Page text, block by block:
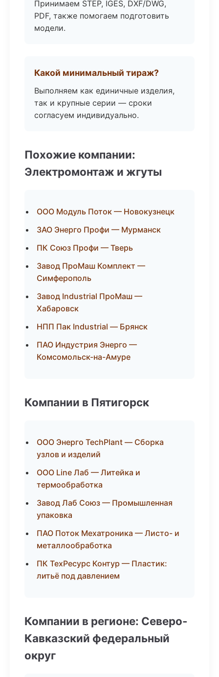
Принимаем STEP, IGES, DXF/DWG,
PDF, также помогаем подготовить
модели.
Какой минимальный тираж?
Выполняем как единичные изделия,
так и крупные серии — сроки
согласуем индивидуально.
Похожие компании:
Электромонтаж и жгуты
ООО Модуль Поток — Новокузнецк
ЗАО Энерго Профи — Мурманск
ПК Союз Профи — Тверь
Завод ПроМаш Комплект —
Симферополь
Завод Industrial ПроМаш —
Хабаровск
НПП Пак Industrial — Брянск
ПАО Индустрия Энерго —
Комсомольск-на-Амуре
Компании в Пятигорск
ООО Энерго TechPlant — Сборка
узлов и изделий
ООО Line Лаб — Литейка и
термообработка
Завод Лаб Союз — Промышленная
упаковка
ПАО Поток Мехатроника — Листо- и
металлообработка
ПК ТехРесурс Контур — Пластик:
литьё под давлением
Компании в регионе: Северо-
Кавказский федеральный
округ